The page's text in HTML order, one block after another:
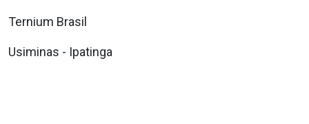
Ternium Brasil
Usiminas - Ipatinga